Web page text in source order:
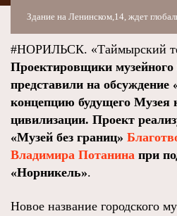
Здание на Ленинском,14, ждет
#НОРИЛЬСК. «Таймырский
Проектировщики музейного
представили на обсуждение
концепцию будущего Музея
цивилизации. Проект
«Музей без границ»
Владимира Потанина при
«Норникель».
Новое название городского